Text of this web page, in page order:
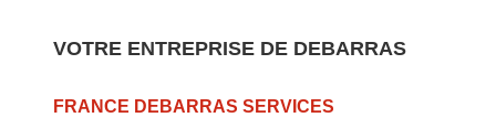
VOTRE ENTREPRISE DE DEBARRAS
FRANCE DEBARRAS SERVICES